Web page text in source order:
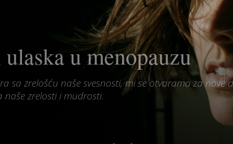
u menopauzu
sa zrelošću naše svesnosti, mi se otvaramo za nove
zrelosti i mudrosti.